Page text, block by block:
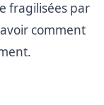
fragilisées par
comment